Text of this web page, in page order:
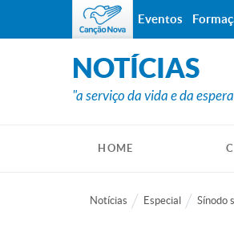
NOTÍCIAS
"a serviço da vida e da
HOME
Notícias Especial Sínodo
Eventos